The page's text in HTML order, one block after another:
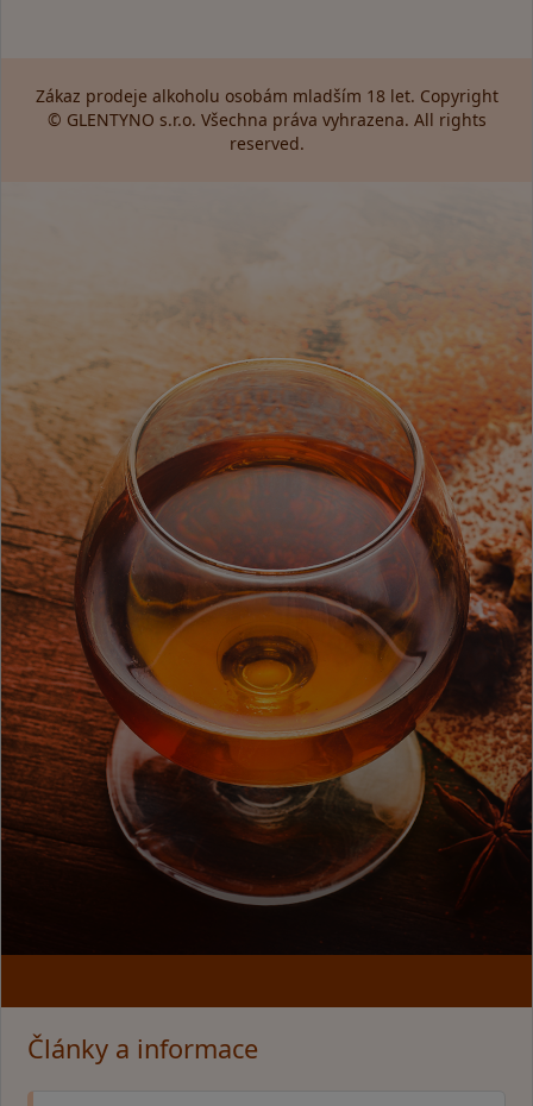
Zákaz prodeje alkoholu osobám mladším 18 let. Copyright
© GLENTYNO s.r.o. Všechna práva vyhrazena. All rights
reserved.
Články a informace